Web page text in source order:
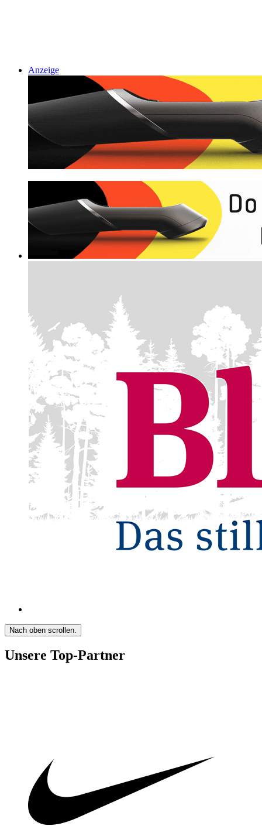
Anzeige
Nach oben scrollen.
Unsere Top-Partner